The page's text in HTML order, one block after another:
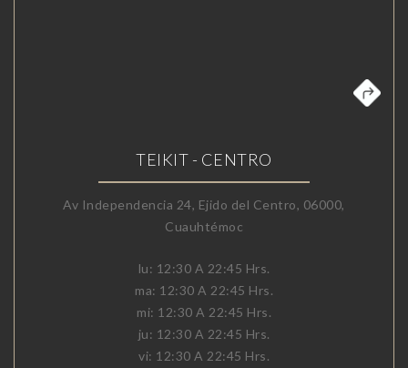
TEIKIT - CENTRO
Av Independencia 24, Ejido del Centro, 06000,
Cuauhtémoc
lu: 12:30 A 22:45 Hrs.
ma: 12:30 A 22:45 Hrs.
mi: 12:30 A 22:45 Hrs.
ju: 12:30 A 22:45 Hrs.
vi: 12:30 A 22:45 Hrs.